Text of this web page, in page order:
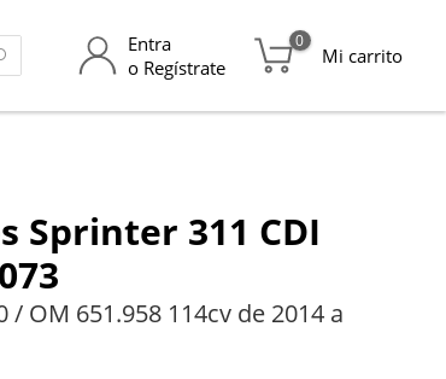
Entra
o Regístrate
0
Mi carrito
Sprinter 311 CDI
OM 651.958 114cv de 2014 a